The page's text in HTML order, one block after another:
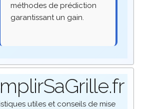
méthodes de prédiction
garantissant un gain.
utiles et conseils de mise